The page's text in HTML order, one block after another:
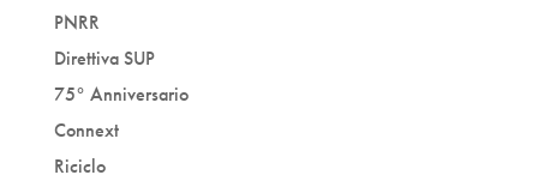
PNRR
Direttiva SUP
75° Anniversario
Connext
Riciclo